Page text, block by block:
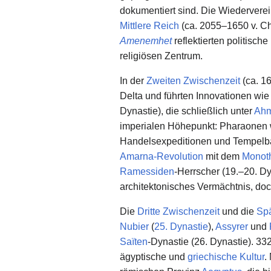
dokumentiert sind. Die
Mittlere Reich (ca. 2055–1650 v.
Amenemhetreflektierten politische
religiösen Zentrum.
In der Zweiten Zwischenzeit(ca.
Delta und führten Innovationen wie
Dynastie), die schließlich unter
imperialen Höhepunkt:
Handelsexpeditionen und
Amarna-Revolution mit dem
Ramessiden-Herrscher (19.–20.
architektonisches Vermächtnis,
Die Dritte Zwischenzeitund die
Nubier (25. Dynastie), Assyrer und
Saïten-Dynastie (26. Dynastie).
ägyptische und griechische Kultur.